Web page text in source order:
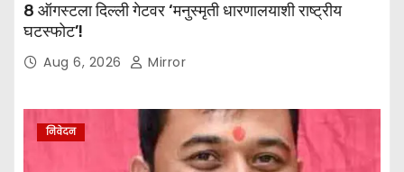
8 ऑगस्टला दिल्ली गेटवर ‘मनुस्मृती धारणालयाशी राष्ट्रीय
घटस्फोट’!
Aug 6, 2026 Mirror
निवेदन